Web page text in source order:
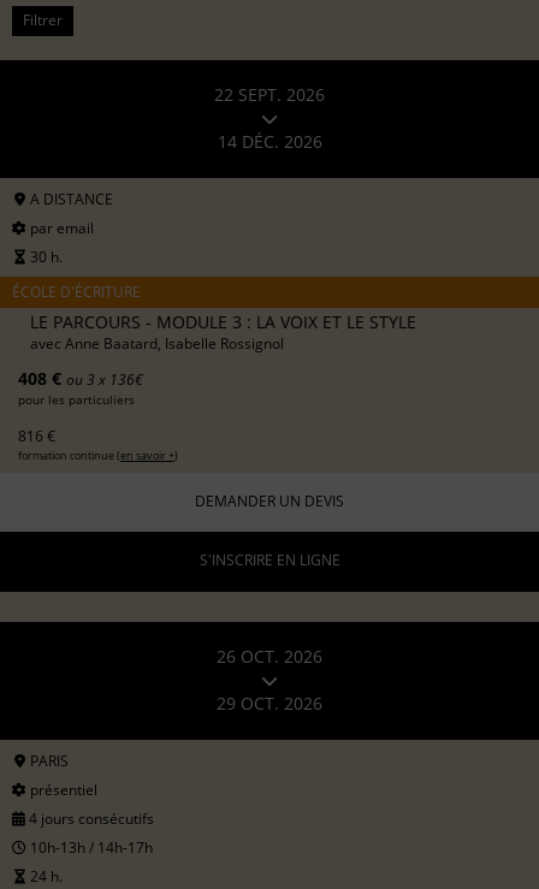
Filtrer
22 SEPT. 2026
14 DÉC. 2026
A DISTANCE
par email
30 h.
ÉCOLE D'ÉCRITURE
LE PARCOURS - MODULE 3 : LA VOIX ET LE STYLE
avec Anne Baatard, Isabelle Rossignol
408 € ou 3 x 136€
pour les particuliers
816 €
formation continue (en savoir +)
DEMANDER UN DEVIS
S'INSCRIRE EN LIGNE
26 OCT. 2026
29 OCT. 2026
PARIS
présentiel
4 jours consécutifs
10h-13h / 14h-17h
24 h.